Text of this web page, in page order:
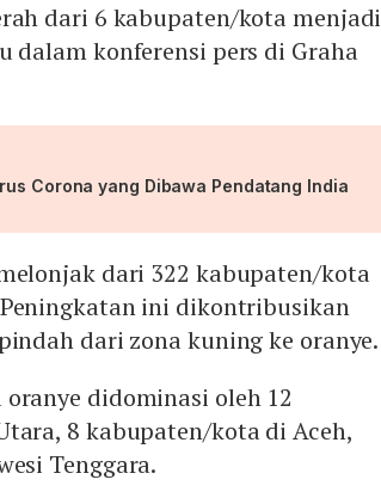
dari 6 kabupaten/kota menjadi
dalam konferensi pers di Graha
Corona yang Dibawa Pendatang India
dari 322 kabupaten/kota
ini dikontribusikan
dari zona kuning ke oranye.
didominasi oleh 12
8 kabupaten/kota di Aceh,
Tenggara.